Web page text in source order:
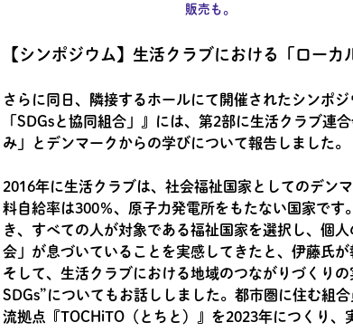
販売も。
【シンポジウム】生活クラブにおける「ロー
さらに同日、隣接するホールにて開催されたシンポ
「SDGsと協同組合」』には、第2部に生活クラブ連
み」とデンマークからの学びについて報告しました。
2016年に生活クラブは、社会福祉国家としてのデン
料自給率は300％、原子力発電所をもたない国家で
き、すべての人が対象である福祉国家を選択し、個
会」が息づいていることを実感してきたと、伊藤氏が
そして、生活クラブにおける地域のつながりづくり
SDGs”についてもお話ししました。都市圏に住む組
流拠点『TOCHiTO（とちと）』を2023年につくり、